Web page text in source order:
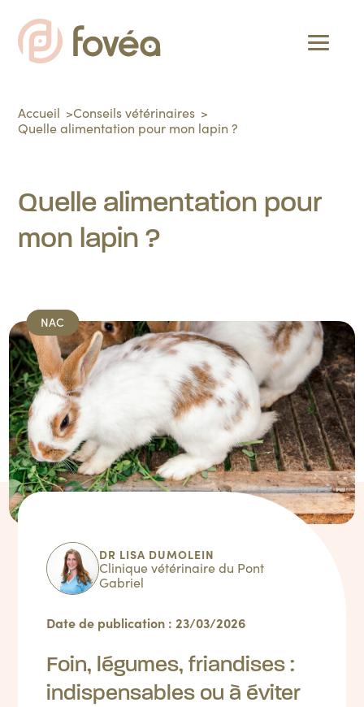
Accueil
Conseils vétérinaires
Quelle alimentation pour mon lapin ?
Quelle alimentation pour
mon lapin ?
NAC
DR LISA DUMOLEIN
Clinique vétérinaire du Pont
Gabriel
Date de publication : 23/03/2026
Foin, légumes, friandises :
indispensables ou à éviter